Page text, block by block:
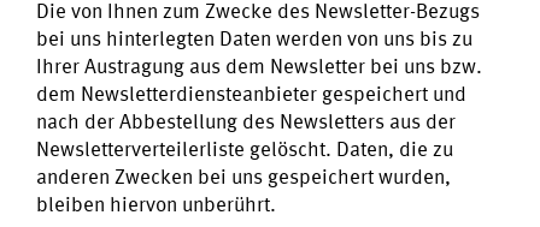
Die von Ihnen zum Zwecke des Newsletter-Bezugs
bei uns hinterlegten Daten werden von uns bis zu
Ihrer Austragung aus dem Newsletter bei uns bzw.
dem Newsletterdiensteanbieter gespeichert und
nach der Abbestellung des Newsletters aus der
Newsletterverteilerliste gelöscht. Daten, die zu
anderen Zwecken bei uns gespeichert wurden,
bleiben hiervon unberührt.